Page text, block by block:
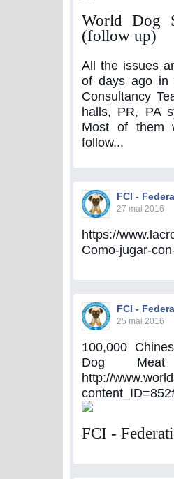
World Dog
(follow up)
All the issues
of days ago in
Consultancy
halls, PR, PA
Most of them
follow...
FCI -
27 mai 2016
https://
Como-jugar-
FCI -
25 mai 2016
100,000
Dog
http://
FCI -